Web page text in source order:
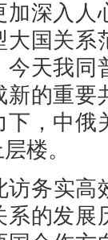
加深入人
大国关系
今天我同
新的重要
下，中俄
楼。
访务实高
系的发